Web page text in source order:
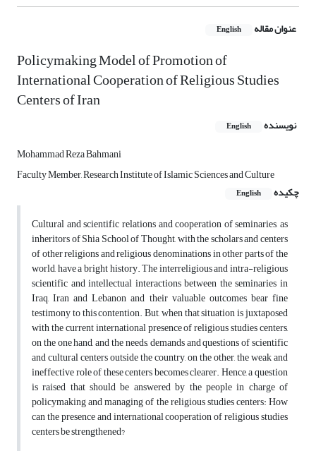
عنوان مقاله English
Policymaking Model of Promotion of
International Cooperation of Religious Studies
Centers of Iran
نویسنده English
Mohammad Reza Bahmani
Faculty Member, Research Institute of Islamic Sciences and Culture
چکیده
English
Cultural and scientific relations and cooperation of seminaries, as
inheritors of Shia School of Thought, with the scholars and centers
of other religions and religious denominations in other parts of the
world, have a bright history. The interreligious and intra-religious
scientific and intellectual interactions between the seminaries in
Iraq, Iran and Lebanon and their valuable outcomes bear fine
testimony to this contention. But, when that situation is juxtaposed
with the current international presence of religious studies centers,
on the one hand, and the needs, demands and questions of scientific
and cultural centers outside the country, on the other, the weak and
ineffective role of these centers becomes clearer. Hence, a question
is raised that should be answered by the people in charge of
policymaking and managing of the religious studies centers: How
can the presence and international cooperation of religious studies
centers be strengthened?